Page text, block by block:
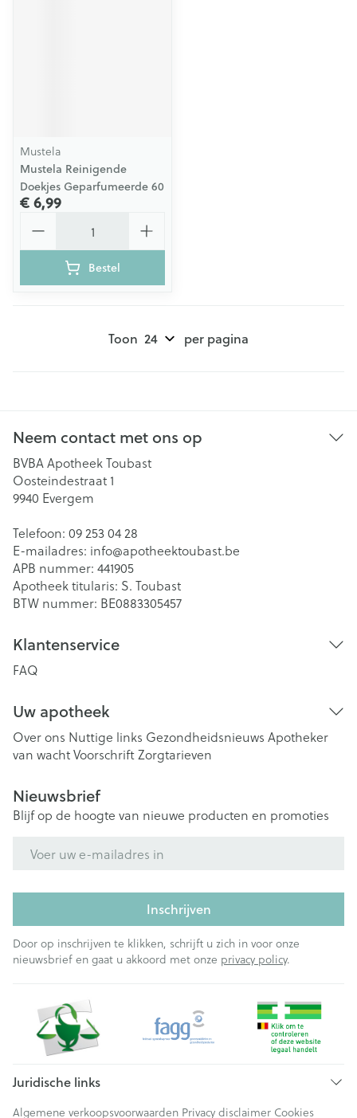
Mustela
Mustela Reinigende
Doekjes Geparfumeerde 60
€ 6,99
Bestel
Toon per pagina
Neem contact met ons op
BVBA Apotheek Toubast
Oosteindestraat 1
9940 Evergem
Telefoon: 09 253 04 28
E-mailadres: info@apotheektoubast.be
APB nummer: 441905
Apotheek titularis: S. Toubast
BTW nummer: BE0883305457
Klantenservice
FAQ
Uw apotheek
Over ons Nuttige links Gezondheidsnieuws Apotheker
van wachtVoorschriftZorgtarieven
Nieuwsbrief
Blijf op de hoogte van nieuwe producten en promoties
Inschrijven
Door op inschrijven te klikken, schrijft u zich in voor onze
nieuwsbrief en gaat u akkoord met onze privacy policy.
Juridische links
Algemene verkoopsvoorwaarden Privacy disclaimer Cookies